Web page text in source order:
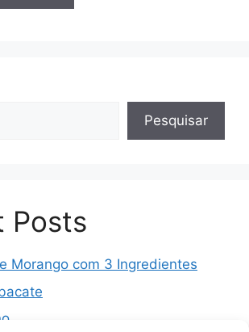
Pesquisar
Posts
Morango com 3 Ingredientes